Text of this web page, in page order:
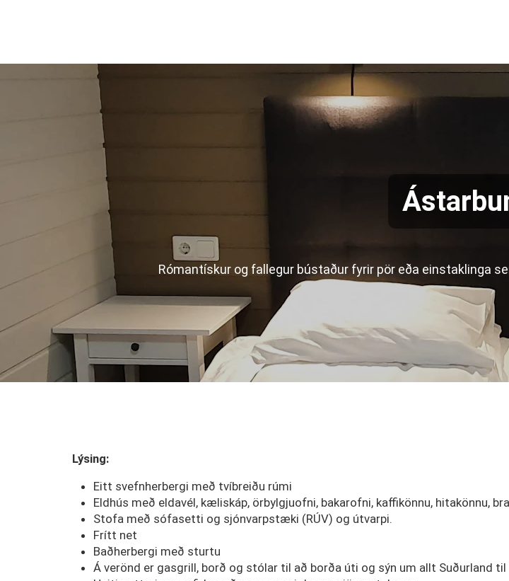
Rómantískur og fallegur bústaður fyrir pör eða einstaklinga
Lýsing:
Eitt svefnherbergi með tvíbreiðu rúmi
Eldhús með eldavél, kæliskáp, örbylgjuofni, bakarofni, kaffikönnu, hitakönnu,
Stofa með sófasetti og sjónvarpstæki (RÚV) og útvarpi.
Frítt net
Baðherbergi með sturtu
Á verönd er gasgrill, borð og stólar til að borða úti og sýn um allt Suðurland